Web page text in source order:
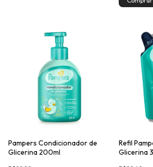
Pampers Condicionador de
Glicerina 200ml
Refil
Glicerina